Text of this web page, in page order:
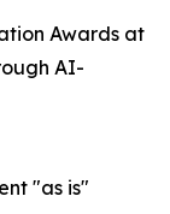
Awards at
AI-
"as is"